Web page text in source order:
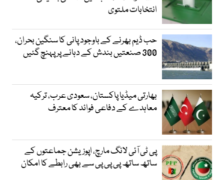
انتخابات ملتوی
حب ڈیم بھرنے کے باوجود پانی کا سنگین بحران،
300 صنعتیں بندش کے دہانے پر پہنچ گئیں
بھارتی میڈیا پاکستان، سعودی عرب، ترکیہ
معاہدے کے دفاعی فوائد کا معترف
پی ٹی آئی لانگ مارچ، اپوزیشن جماعتوں کے
ساتھ ساتھ پی پی پی سے بھی رابطے کا امکان